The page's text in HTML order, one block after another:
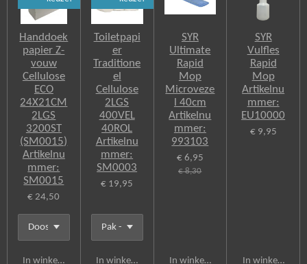
Handdoek
papier Z-
vouw
Cellulose
ECO
24X21CM
2LGS
3200ST
(SM0015)
Artikelnu
mmer:
SM0015
€ 24,50
In winkelwagen
Toiletpapi
er
Traditione
el
Cellulose
2LGS
400VEL
40ROL
Artikelnu
mmer:
SM0003
€ 19,95
In winkelwagen
SYR
Ultimate
Rapid
Mop
Microveze
l 40cm
Artikelnu
mmer:
993103
€ 6,95
€ 8,30
In winkelwagen
SYR
Vulfles
Rapid
Mop
Artikelnu
mmer:
EU10000
€ 9,95
In winkelwagen